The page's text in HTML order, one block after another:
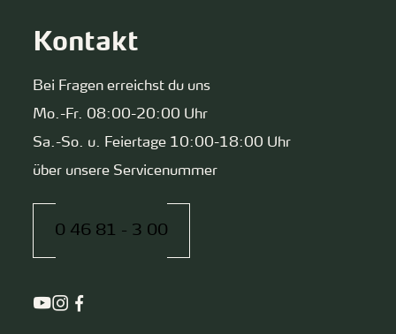
Kontakt
Bei Fragen erreichst du uns
Mo.-Fr. 08:00-20:00 Uhr
Sa.-So. u. Feiertage 10:00-18:00 Uhr
über unsere Servicenummer
0 46 81 - 3 00